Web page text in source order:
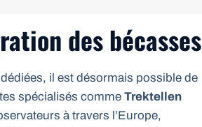
des bécasses
il est désormais possible de
spécialisés comme Trektellen
à travers l’Europe,